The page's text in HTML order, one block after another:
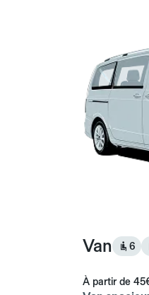
Van 6
À partir de